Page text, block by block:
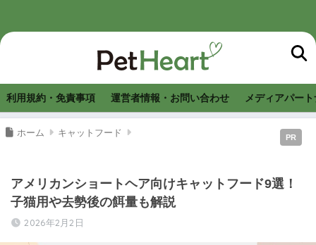
利用規約・免責事項 運営者情報・お問い合わせ メディアパー
PR
ホーム キャットフード
アメリカンショートヘア向けキャットフード9選！
子猫用や去勢後の餌量も解説
2026年2月2日